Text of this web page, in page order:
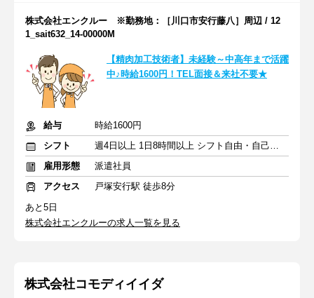
株式会社エンクルー ※勤務地：［川口市安行藤八］周辺 / 12
1_sait632_14-00000M
【精肉加工技術者】未経験～中高年まで活躍
中♪時給1600円！TEL面接＆来社不要★
給与
時給1600円
シフト
週4日以上 1日8時間以上 シフト自由・自己申告
雇用形態
派遣社員
アクセス
戸塚安行駅 徒歩8分
あと5日
株式会社エンクルーの求人一覧を見る
株式会社コモディイイダ